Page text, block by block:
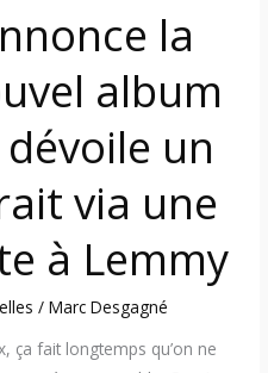
la
album
un
via une
à Lemmy
/Marc Desgagné
ça fait longtemps qu’on ne